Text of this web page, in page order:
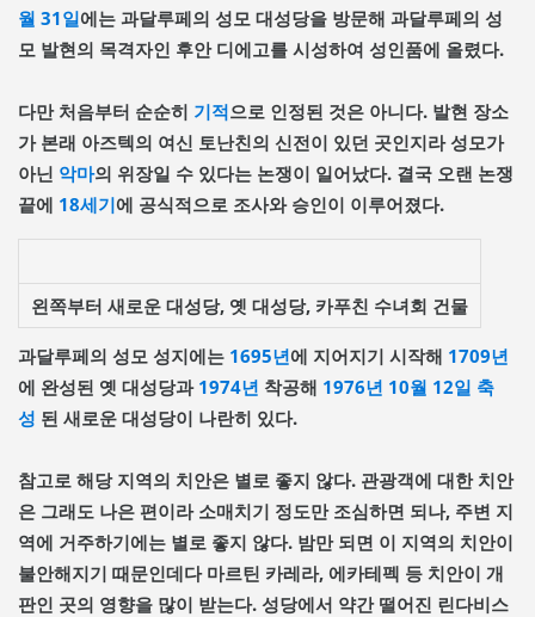
월 31일에는 과달루페의 성모 대성당을 방문해 과달루페의 성
모 발현의 목격자인 후안 디에고를 시성하여 성인품에 올렸다.
다만 처음부터 순순히 기적으로 인정된 것은 아니다. 발현 장소
가 본래 아즈텍의 여신 토난친의 신전이 있던 곳인지라 성모가
아닌 악마의 위장일 수 있다는 논쟁이 일어났다. 결국 오랜 논쟁
끝에 18세기에 공식적으로 조사와 승인이 이루어졌다.
왼쪽부터 새로운 대성당, 옛 대성당, 카푸친 수녀회 건물
과달루페의 성모 성지에는 1695년에 지어지기 시작해 1709년
에 완성된 옛 대성당과 1974년 착공해 1976년 10월 12일 축
성 된 새로운 대성당이 나란히 있다.
참고로 해당 지역의 치안은 별로 좋지 않다. 관광객에 대한 치안
은 그래도 나은 편이라 소매치기 정도만 조심하면 되나, 주변 지
역에 거주하기에는 별로 좋지 않다. 밤만 되면 이 지역의 치안이
불안해지기 때문인데다 마르틴 카레라, 에카테펙 등 치안이 개
판인 곳의 영향을 많이 받는다. 성당에서 약간 떨어진 린다비스